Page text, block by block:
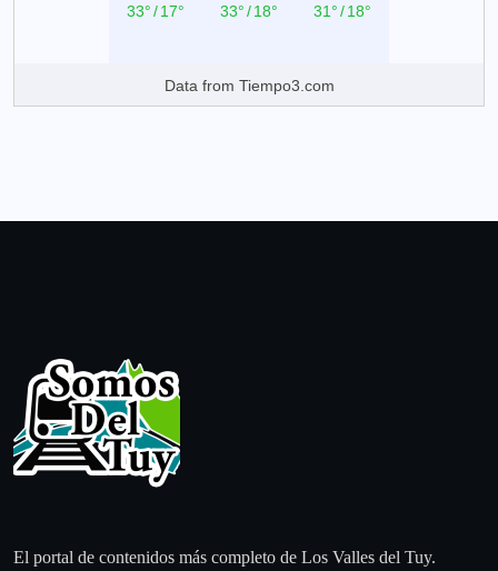
33°/17° 33°/18° 31°/18°
Data from Tiempo3.com
El portal de contenidos más completo de Los Valles del Tuy.